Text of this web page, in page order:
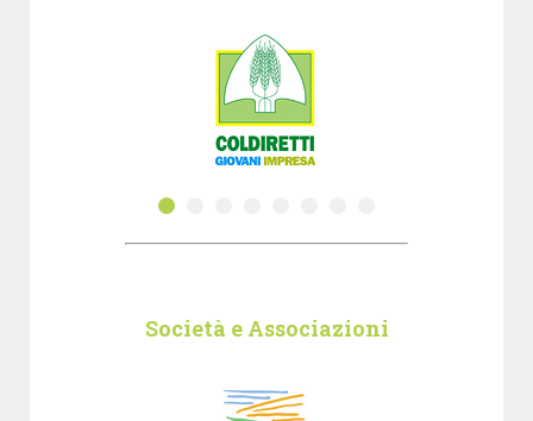
Società e Associazioni